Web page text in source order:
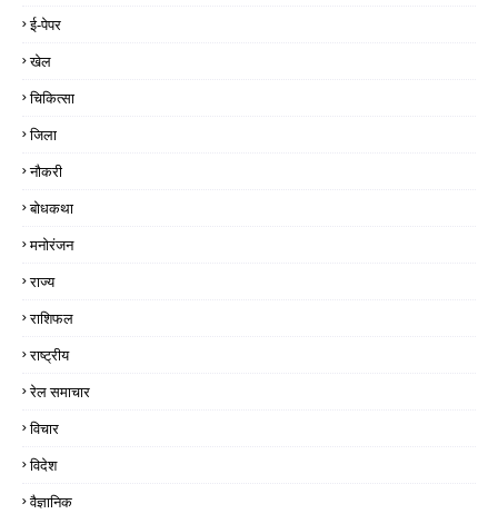
ई-पेपर
खेल
चिकित्सा
जिला
नौकरी
बोधकथा
मनोरंजन
राज्य
राशिफल
राष्ट्रीय
रेल समाचार
विचार
विदेश
वैज्ञानिक